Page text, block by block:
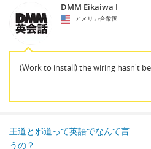
DMM Eikaiwa I
アメリカ合衆国
(Work to install) the wiring hasn't
王道と邪道って英語でなんて言
うの？